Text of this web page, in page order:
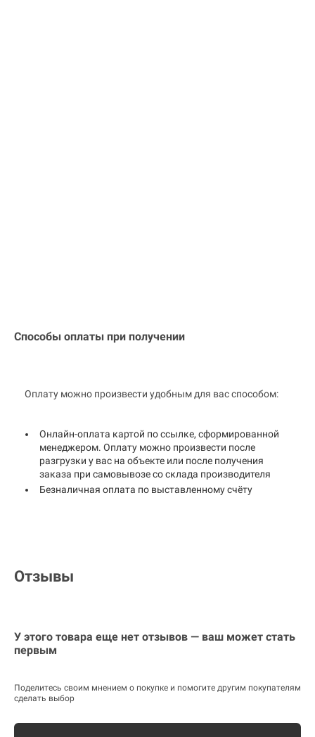
Способы оплаты при получении
Оплату можно произвести удобным для вас способом:
Онлайн-оплата картой по ссылке, сформированной
менеджером. Оплату можно произвести после
разгрузки у вас на объекте или после получения
заказа при самовывозе со склада производителя
Безналичная оплата по выставленному счёту
Отзывы
У этого товара еще нет отзывов — ваш может стать
первым
Поделитесь своим мнением о покупке и помогите другим покупателям
сделать выбор